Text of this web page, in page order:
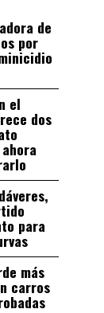
de
por
el
dos
para
más
carros